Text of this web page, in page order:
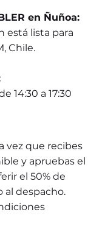
en Ñuñoa:
está lista para
Chile.
14:30 a 17:30
vez que recibes
y apruebas el
el 50% de
al despacho.